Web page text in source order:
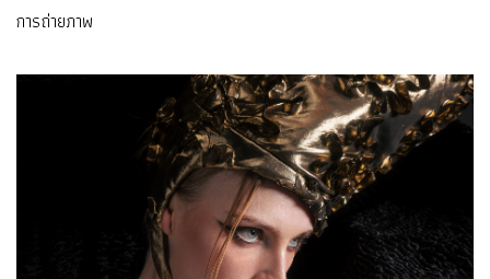
การถ่ายภาพ